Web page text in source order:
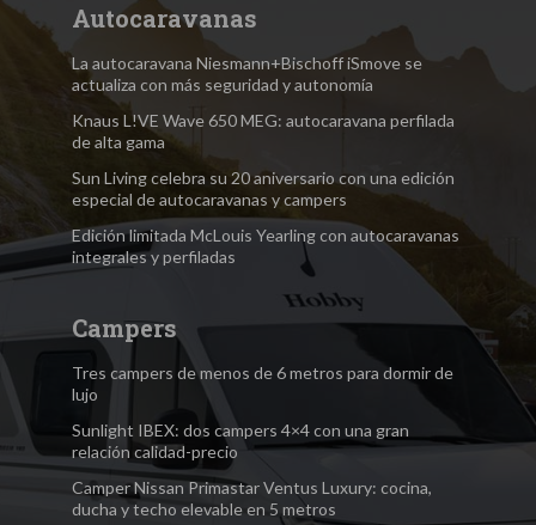
Autocaravanas
La autocaravana Niesmann+Bischoff iSmove se
actualiza con más seguridad y autonomía
Knaus L!VE Wave 650 MEG: autocaravana perfilada
de alta gama
Sun Living celebra su 20 aniversario con una edición
especial de autocaravanas y campers
Edición limitada McLouis Yearling con autocaravanas
integrales y perfiladas
Campers
Tres campers de menos de 6 metros para dormir de
lujo
Sunlight IBEX: dos campers 4×4 con una gran
relación calidad-precio
Camper Nissan Primastar Ventus Luxury: cocina,
ducha y techo elevable en 5 metros